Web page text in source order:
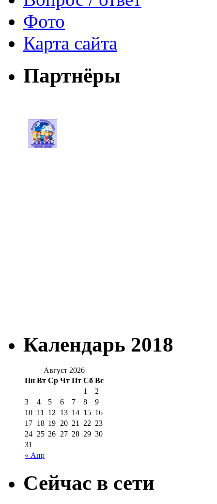
Фото
Карта сайта
Партнёры
Календарь 2018
Август 2026
Пн Вт Ср Чт Пт Сб Вс
« Апр
1
2
3
4 5 6 7 8
9
10 11 12 13 14 15 16
17 18 19 20 21 22 23
24 25 26 27 28 29 30
31
Сейчас в сети